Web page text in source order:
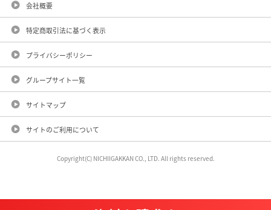
会社概要
特定商取引法に基づく表示
プライバシーポリシー
グループサイト一覧
サイトマップ
サイトのご利用について
Copyright(C) NICHIIGAKKAN CO., LTD. All rights reserved.